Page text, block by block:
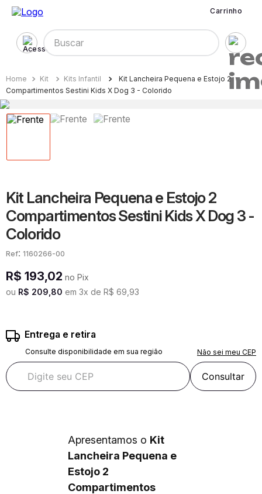
Carrinho
Buscar
Kit Kits Infantil
Kit Lancheira Pequena e Estojo 2
Compartimentos Sestini Kids X Dog 3 - Colorido
Kit Lancheira Pequena e Estojo 2
Compartimentos Sestini Kids X Dog 3 -
Colorido
: 1160266-00
R$ 193,02 no Pix
ou R$ 209 80 em 3x de R$ 69 93
Entrega e retira
Consulte disponibilidade em sua região Não sei meu CEP
Consultar
Apresentamos o Kit
Lancheira Pequena e
Estojo 2
Compartimentos